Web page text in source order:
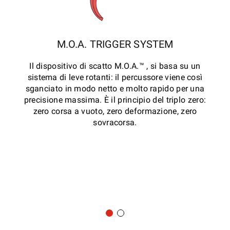
M.O.A. TRIGGER SYSTEM
Il dispositivo di scatto M.O.A.™ , si basa su un
sistema di leve rotanti: il percussore viene così
sganciato in modo netto e molto rapido per una
precisione massima. È il principio del triplo zero:
zero corsa a vuoto, zero deformazione, zero
sovracorsa.